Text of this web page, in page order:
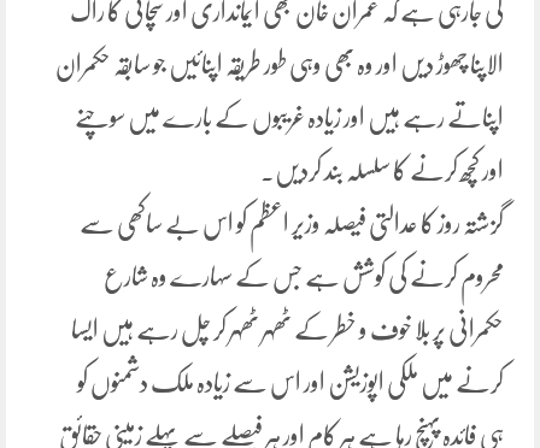
کی جارہی ہے کہ عمران خان بھی ایمانداری اور سچائی کا راگ
الاپنا چھوڑ دیں اور وہ بھی وہی طور طریقہ اپنائیں جو سابقہ حکمران
اپناتے رہے ہیں اور زیادہ غریبوں کے بارے میں سوچنے
اور کچھ کرنے کا سلسلہ بند کردیں۔
گزشتہ روز کا عدالتی فیصلہ وزیر اعظم کو اس بے ساکھی سے
محروم کرنے کی کوشش ہے جس کے سہارے وہ شارع
حکمرانی پر بلا خوف و خطر کے ٹھہر ٹھہر کر چل رہے ہیں ایسا
کرنے میں ملکی اپوزیشن اور اس سے زیادہ ملک دشمنوں کو
ہی فائدہ پہنچ رہا ہے ہر کام اور ہر فیصلے سے پہلے زمینی حقائق